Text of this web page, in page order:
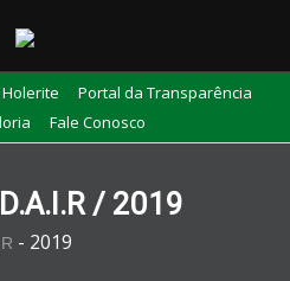
Holerite
Portal da Transparência
Fale Conosco
/ 2019
- 2019